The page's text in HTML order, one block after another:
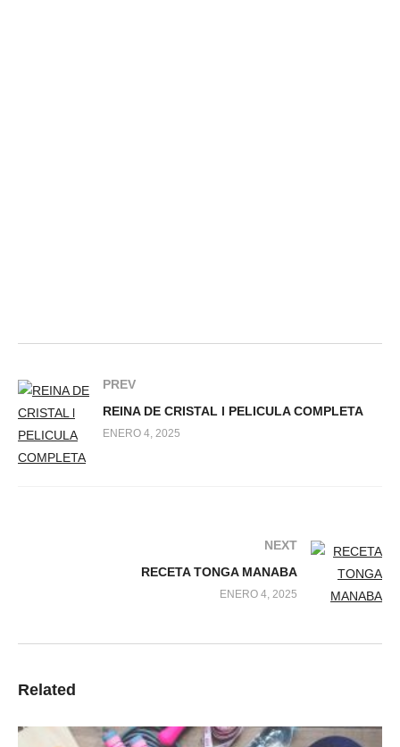
PREV
REINA DE CRISTAL l PELICULA COMPLETA
ENERO 4, 2025
NEXT
RECETA TONGA MANABA
ENERO 4, 2025
Related